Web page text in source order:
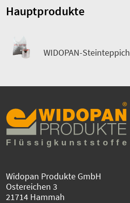
Hauptprodukte
WIDOPAN-Steinteppich
Widopan Produkte GmbH
Ostereichen 3
21714 Hammah